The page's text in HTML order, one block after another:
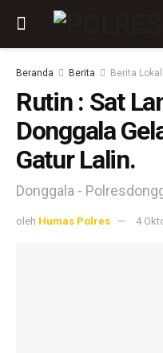
Beranda Berita Berita Lokal
Rutin : Sat
Donggala
Gatur Lalin.
Donggala -
oleh Humas Polres 4